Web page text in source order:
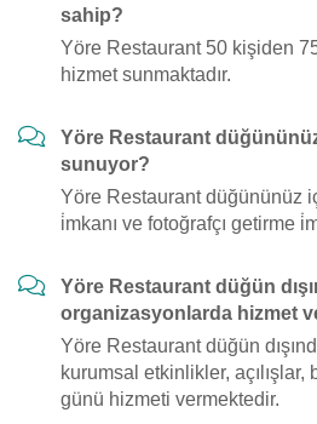
sahip?
Yöre Restaurant 50 kişiden
hizmet sunmaktadır.
Yöre Restaurant
sunuyor?
Yöre Restaurant düğününüz
i̇mkanı ve fotoğrafçı getirme
Yöre Restaurant düğün
organizasyonlarda hizmet
Yöre Restaurant düğün
kurumsal etkinlikler, açılışlar,
günü hizmeti vermektedir.